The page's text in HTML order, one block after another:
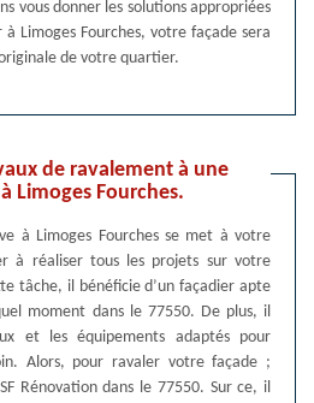
vous donner les solutions appropriées
Limoges Fourches, votre façade sera
de votre quartier.
de ravalement à une
Limoges Fourches.
à Limoges Fourches se met à votre
à réaliser tous les projets sur votre
tâche, il bénéficie d’un façadier apte
moment dans le 77550. De plus, il
et les équipements adaptés pour
Alors, pour ravaler votre façade ;
Rénovation dans le 77550. Sur ce, il